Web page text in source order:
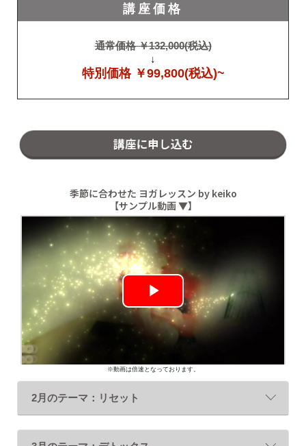
講座価格
通常価格 ￥132,000(税込)
↓
特別価格 ￥99,800(税込)~
講座に申し込む
季節に合わせた ヨガレッスン by keiko
【サンプル動画 ▼】
Play
Video
※動画は倍速となっております。
2月のテーマ：リセット